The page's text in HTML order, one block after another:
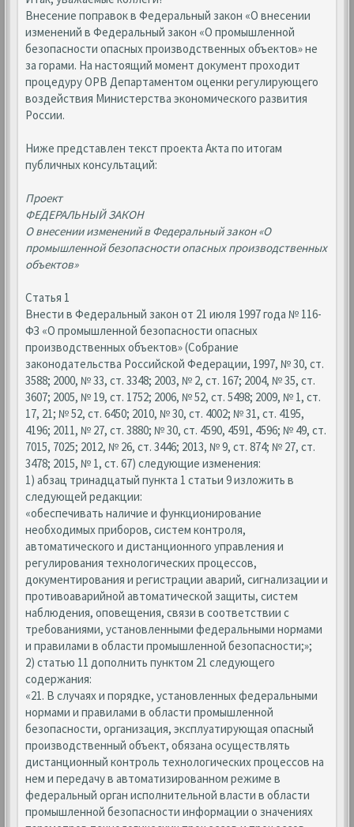
Внесение поправок в Федеральный закон «О внесении
изменений в Федеральный закон «О промышленной
безопасности опасных производственных объектов» не
за горами. На настоящий момент документ проходит
процедуру ОРВ Департаментом оценки регулирующего
воздействия Министерства экономического развития
России.
Ниже представлен текст проекта Акта по итогам
публичных консультаций:
Проект
ФЕДЕРАЛЬНЫЙ ЗАКОН
О внесении изменений в Федеральный закон «О
промышленной безопасности опасных производственных
объектов»
Статья 1
Внести в Федеральный закон от 21 июля 1997 года № 116-
ФЗ «О промышленной безопасности опасных
производственных объектов» (Собрание
законодательства Российской Федерации, 1997, № 30, ст.
3588; 2000, № 33, ст. 3348; 2003, № 2, ст. 167; 2004, № 35, ст.
3607; 2005, № 19, ст. 1752; 2006, № 52, ст. 5498; 2009, № 1, ст.
17, 21; № 52, ст. 6450; 2010, № 30, ст. 4002; № 31, ст. 4195,
4196; 2011, № 27, ст. 3880; № 30, ст. 4590, 4591, 4596; № 49, ст.
7015, 7025; 2012, № 26, ст. 3446; 2013, № 9, ст. 874; № 27, ст.
3478; 2015, № 1, ст. 67) следующие изменения:
1) абзац тринадцатый пункта 1 статьи 9 изложить в
следующей редакции:
«обеспечивать наличие и функционирование
необходимых приборов, систем контроля,
автоматического и дистанционного управления и
регулирования технологических процессов,
документирования и регистрации аварий, сигнализации и
противоаварийной автоматической защиты, систем
наблюдения, оповещения, связи в соответствии с
требованиями, установленными федеральными нормами
и правилами в области промышленной безопасности;»;
2) статью 11 дополнить пунктом 21 следующего
содержания:
«21. В случаях и порядке, установленных федеральными
нормами и правилами в области промышленной
безопасности, организация, эксплуатирующая опасный
производственный объект, обязана осуществлять
дистанционный контроль технологических процессов на
нем и передачу в автоматизированном режиме в
федеральный орган исполнительной власти в области
промышленной безопасности информации о значениях